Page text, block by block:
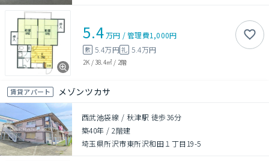
5.4万円 /管理費1,000円
敷 5.4万円礼 5.4万円
2K /38.4㎡ / 2階
賃貸アパート メゾンツカサ
西武池袋線 / 秋津駅 徒歩36分
築40年 /2階建
埼玉県所沢市東所沢和田１丁目19-5